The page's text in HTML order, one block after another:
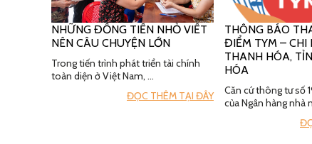
NHỮNG ĐỒNG TIỀN NHỎ VIẾT
NÊN CÂU CHUYỆN LỚN
Trong tiến trình phát triển tài chính
toàn diện ở Việt Nam, …
ĐỌC THÊM TẠI ĐÂY
THÔNG BÁO
ĐIỂM TYM – CHI
THANH HÓA,
HÓA
Căn cứ thông tư số
của Ngân hàng nhà